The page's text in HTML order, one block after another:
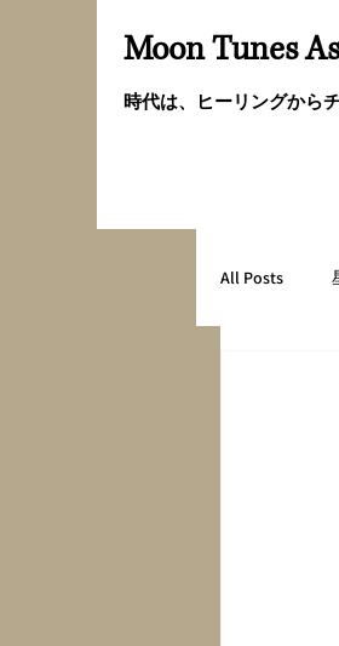
Moon Tunes
時代は、ヒーリングから
All Posts